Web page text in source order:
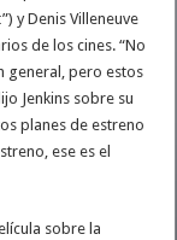
y Denis Villeneuve
de los cines. “No
general, pero estos
Jenkins sobre su
planes de estreno
ese es el
sobre la